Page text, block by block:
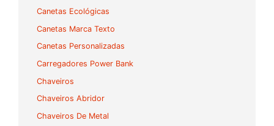
Canetas Ecológicas
Canetas Marca Texto
Canetas Personalizadas
Carregadores Power Bank
Chaveiros
Chaveiros Abridor
Chaveiros De Metal